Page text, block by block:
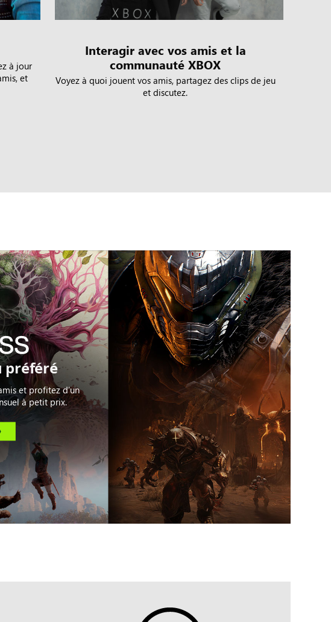
à jour
et
Interagir avec vos amis et la
communauté XBOX
Voyez à quoi jouent vos amis, partagez des clips de jeu
et discutez.
préféré
et profitez d’un
à petit prix.